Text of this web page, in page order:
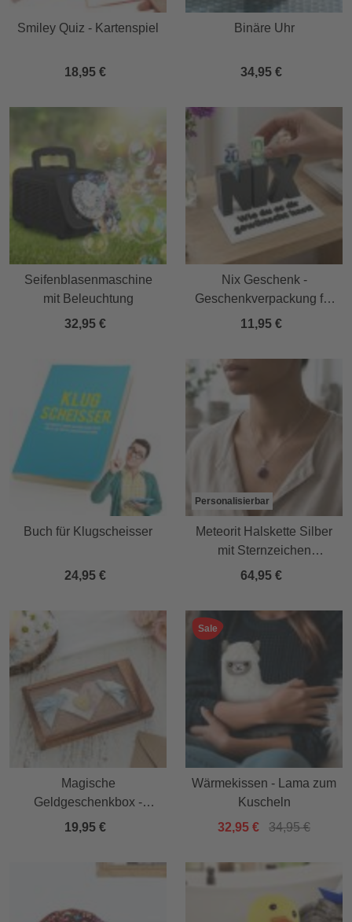
Smiley Quiz - Kartenspiel
18,95 €
Binäre Uhr
34,95 €
Seifenblasenmaschine
mit Beleuchtung
32,95 €
Nix Geschenk -
Geschenkverpackung für
Geld & Gutscheine in
11,95 €
Buch für Klugscheisser
24,95 €
Personalisierbar
Meteorit Halskette Silber
mit Sternzeichen
Anhänger
64,95 €
Magische
Geldgeschenkbox -
Verpackung für
19,95 €
Sale
Wärmekissen - Lama zum
Kuscheln
32,95 €
34,95 €